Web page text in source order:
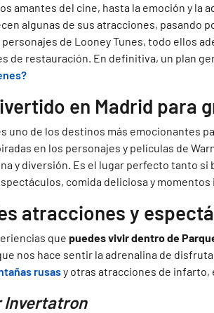
amantes del cine, hasta la emoción y la
algunas de sus atracciones, pasando
de Looney Tunes, todo ellos
de restauración. En definitiva, un plan
en Madrid para
uno de los destinos más emocionantes
en los personajes y películas de
y diversión. Es el lugar perfecto tanto
comida deliciosa y momentos
atracciones y
que puedes vivir dentro de
nos hace sentir la adrenalina de
rusasy otras atracciones de infarto,
Invertatron